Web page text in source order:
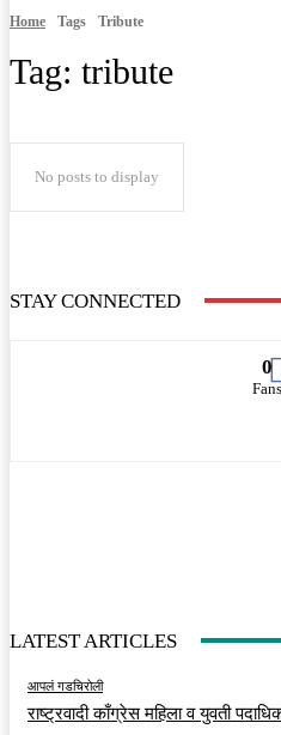
Home Tags Tribute
Tag: tribute
No posts to display
STAY CONNECTED
0
LATEST ARTICLES
आपलं गडचिरोली
राष्ट्रवादी काँग्रेस महिला व युवती